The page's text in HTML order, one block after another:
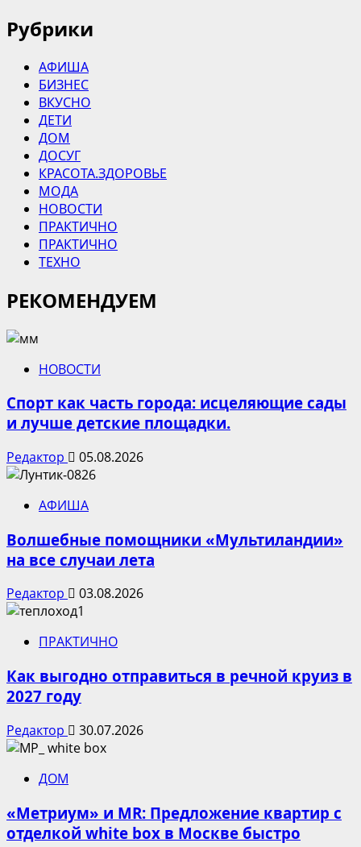
Рубрики
АФИША
БИЗНЕС
ВКУСНО
ДЕТИ
ДОМ
ДОСУГ
КРАСОТА.ЗДОРОВЬЕ
МОДА
НОВОСТИ
ПРАКТИЧНО
ПРАКТИЧНО
ТЕХНО
РЕКОМЕНДУЕМ
НОВОСТИ
Спорт как часть города: исцеляющие сады
и лучше детские площадки.
Редактор 05.08.2026
АФИША
Волшебные помощники «Мультиландии»
на все случаи лета
Редактор 03.08.2026
ПРАКТИЧНО
Как выгодно отправиться в речной круиз в
2027 году
Редактор 30.07.2026
ДОМ
«Метриум» и MR: Предложение квартир с
отделкой white box в Москве быстро